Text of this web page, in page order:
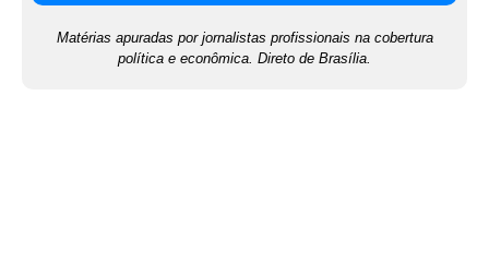
Matérias apuradas por jornalistas profissionais na cobertura
política e econômica. Direto de Brasília.